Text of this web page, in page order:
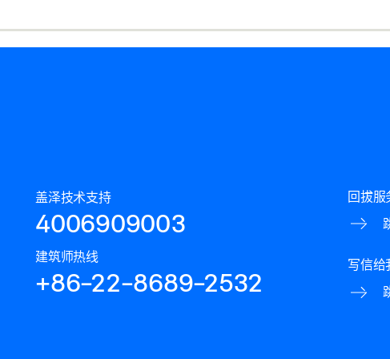
盖泽技术支持
4006909003
建筑师热线
+86-22-8689-2532
回拔服
写信给